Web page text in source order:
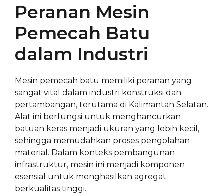
Peranan Mesin
Pemecah Batu
dalam Industri
Mesin pemecah batu memiliki peranan yang
sangat vital dalam industri konstruksi dan
pertambangan, terutama di Kalimantan Selatan.
Alat ini berfungsi untuk menghancurkan
batuan keras menjadi ukuran yang lebih kecil,
sehingga memudahkan proses pengolahan
material. Dalam konteks pembangunan
infrastruktur, mesin ini menjadi komponen
esensial untuk menghasilkan agregat
berkualitas tinggi.